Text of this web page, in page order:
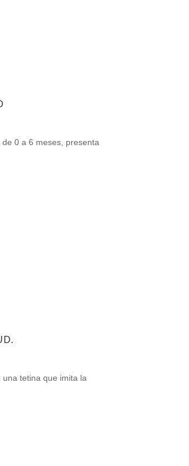
0 a 6 meses, presenta
una tetina que imita la